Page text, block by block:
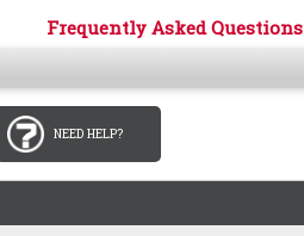
Frequently Asked Questions
NEED HELP?